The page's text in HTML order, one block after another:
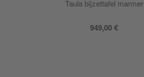
Taula bijzettafel marmer
949,00 €